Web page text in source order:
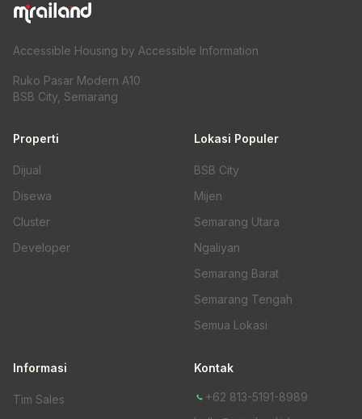
Accessible Housing by Accessible Information
Ruko Pasar Modern A10
BSB City, Semarang
Properti
Dijual
Disewa
Cluster
Developer
Lokasi Populer
BSB City
Mijen
Semarang Utara
Ngaliyan
Semarang Barat
Semarang Tengah
Semua Lokasi
Informasi
Tim Sales
Kontak
+62 813-5191-8989